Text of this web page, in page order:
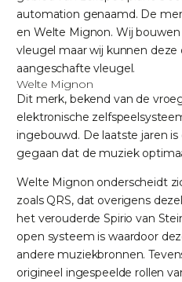
automation genaamd. De
en Welte Mignon. Wij
vleugel maar wij kunnen deze
aangeschafte vleugel.
Welte Mignon
Dit merk, bekend van de
elektronische
ingebouwd. De laatste jaren
gegaan dat de muziek
Welte Mignon onderscheidt
zoals QRS, dat overigens
het verouderde Spirio van
open systeem is waardoor
andere muziekbronnen.
origineel ingespeelde rollen